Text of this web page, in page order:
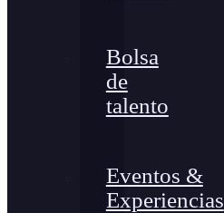
Bolsa
de
talento
Eventos &
Experiencias